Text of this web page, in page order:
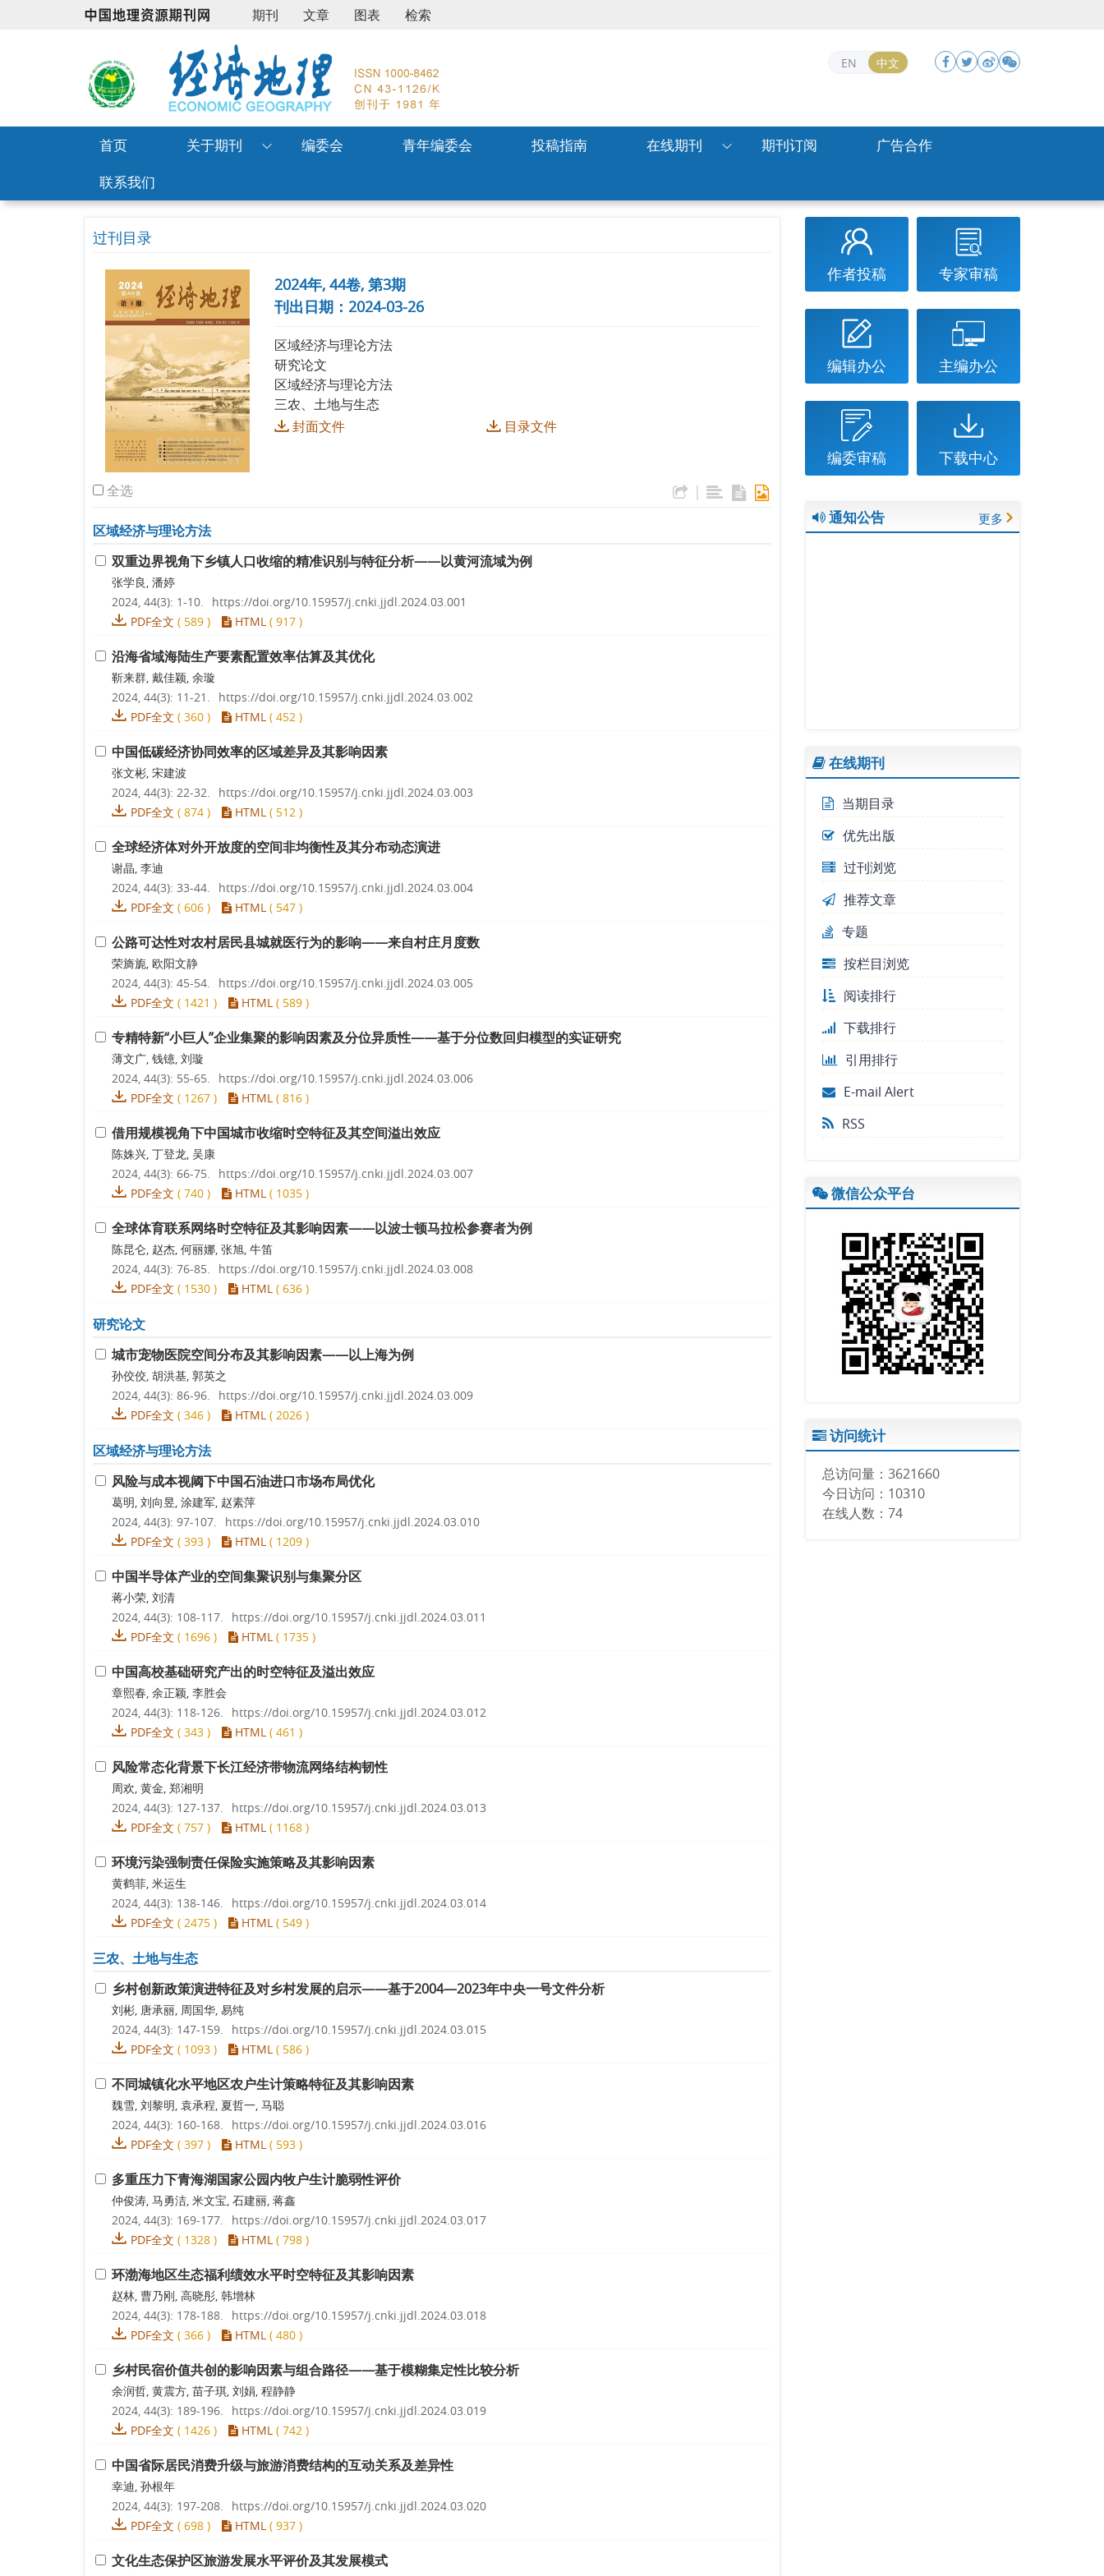
期刊 文章 图表 检索
EN 中文
首页 关于期刊 编委会 青年编委会 投稿指南 在线期刊 期刊订阅
广告合作
联系我们
过刊目录
2024年, 44卷, 第3期
刊出日期：2024-03-26
区域经济与理论方法
研究论文
区域经济与理论方法
三农、土地与生态
封面文件
目录文件
全选 |
区域经济与理论方法
双重边界视角下乡镇人口收缩的精准识别与特征分析——以黄河流域为例
张学良, 潘婷
2024, 44(3): 1-10.
https://doi.org/10.15957/j.cnki.jjdl.2024.03.001
PDF全文 ( 589 ) HTML ( 917 )
沿海省域海陆生产要素配置效率估算及其优化
靳来群, 戴佳颖, 余璇
2024, 44(3): 11-21.
https://doi.org/10.15957/j.cnki.jjdl.2024.03.002
PDF全文 ( 360 ) HTML ( 452 )
中国低碳经济协同效率的区域差异及其影响因素
张文彬, 宋建波
2024, 44(3): 22-32.
https://doi.org/10.15957/j.cnki.jjdl.2024.03.003
PDF全文 ( 874 ) HTML ( 512 )
全球经济体对外开放度的空间非均衡性及其分布动态演进
谢晶, 李迪
2024, 44(3): 33-44.
https://doi.org/10.15957/j.cnki.jjdl.2024.03.004
PDF全文 ( 606 ) HTML ( 547 )
公路可达性对农村居民县城就医行为的影响——来自村庄月度数
荣旖旎, 欧阳文静
2024, 44(3): 45-54.
https://doi.org/10.15957/j.cnki.jjdl.2024.03.005
PDF全文 ( 1421 ) HTML ( 589 )
专精特新“小巨人”企业集聚的影响因素及分位异质性——基于分位数回归模型的实证研究
薄文广, 钱镱, 刘璇
2024, 44(3): 55-65.
https://doi.org/10.15957/j.cnki.jjdl.2024.03.006
PDF全文 ( 1267 ) HTML ( 816 )
借用规模视角下中国城市收缩时空特征及其空间溢出效应
陈姝兴, 丁登龙, 吴康
2024, 44(3): 66-75.
https://doi.org/10.15957/j.cnki.jjdl.2024.03.007
PDF全文 ( 740 ) HTML ( 1035 )
全球体育联系网络时空特征及其影响因素——以波士顿马拉松参赛者为例
陈昆仑, 赵杰, 何丽娜, 张旭, 牛笛
2024, 44(3): 76-85.
https://doi.org/10.15957/j.cnki.jjdl.2024.03.008
PDF全文 ( 1530 ) HTML ( 636 )
研究论文
城市宠物医院空间分布及其影响因素——以上海为例
孙佼佼, 胡洪基, 郭英之
2024, 44(3): 86-96.
https://doi.org/10.15957/j.cnki.jjdl.2024.03.009
PDF全文 ( 346 ) HTML ( 2026 )
区域经济与理论方法
风险与成本视阈下中国石油进口市场布局优化
葛明, 刘向昱, 涂建军, 赵素萍
2024, 44(3): 97-107.
https://doi.org/10.15957/j.cnki.jjdl.2024.03.010
PDF全文 ( 393 ) HTML ( 1209 )
中国半导体产业的空间集聚识别与集聚分区
蒋小荣, 刘清
2024, 44(3): 108-117.
https://doi.org/10.15957/j.cnki.jjdl.2024.03.011
PDF全文 ( 1696 ) HTML ( 1735 )
中国高校基础研究产出的时空特征及溢出效应
章熙春, 余正颖, 李胜会
2024, 44(3): 118-126.
https://doi.org/10.15957/j.cnki.jjdl.2024.03.012
PDF全文 ( 343 ) HTML ( 461 )
风险常态化背景下长江经济带物流网络结构韧性
周欢, 黄金, 郑湘明
2024, 44(3): 127-137.
https://doi.org/10.15957/j.cnki.jjdl.2024.03.013
PDF全文 ( 757 ) HTML ( 1168 )
环境污染强制责任保险实施策略及其影响因素
黄鹤菲, 米运生
2024, 44(3): 138-146.
https://doi.org/10.15957/j.cnki.jjdl.2024.03.014
PDF全文 ( 2475 ) HTML ( 549 )
三农、土地与生态
乡村创新政策演进特征及对乡村发展的启示——基于2004—2023年中央一号文件分析
刘彬, 唐承丽, 周国华, 易纯
2024, 44(3): 147-159.
https://doi.org/10.15957/j.cnki.jjdl.2024.03.015
PDF全文 ( 1093 ) HTML ( 586 )
不同城镇化水平地区农户生计策略特征及其影响因素
魏雪, 刘黎明, 袁承程, 夏哲一, 马聪
2024, 44(3): 160-168.
https://doi.org/10.15957/j.cnki.jjdl.2024.03.016
PDF全文 ( 397 ) HTML ( 593 )
多重压力下青海湖国家公园内牧户生计脆弱性评价
仲俊涛, 马勇洁, 米文宝, 石建丽, 蒋鑫
2024, 44(3): 169-177.
https://doi.org/10.15957/j.cnki.jjdl.2024.03.017
PDF全文 ( 1328 ) HTML ( 798 )
环渤海地区生态福利绩效水平时空特征及其影响因素
赵林, 曹乃刚, 高晓彤, 韩增林
2024, 44(3): 178-188.
https://doi.org/10.15957/j.cnki.jjdl.2024.03.018
PDF全文 ( 366 ) HTML ( 480 )
乡村民宿价值共创的影响因素与组合路径——基于模糊集定性比较分析
余润哲, 黄震方, 苗子琪, 刘娟, 程静静
2024, 44(3): 189-196.
https://doi.org/10.15957/j.cnki.jjdl.2024.03.019
PDF全文 ( 1426 ) HTML ( 742 )
中国省际居民消费升级与旅游消费结构的互动关系及差异性
幸迪, 孙根年
2024, 44(3): 197-208.
https://doi.org/10.15957/j.cnki.jjdl.2024.03.020
PDF全文 ( 698 ) HTML ( 937 )
文化生态保护区旅游发展水平评价及其发展模式
作者投稿 专家审稿
编辑办公 主编办公
编委审稿 下载中心
通知公告 更多
在线期刊
当期目录
优先出版
过刊浏览
推荐文章
专题
按栏目浏览
阅读排行
下载排行
引用排行
E-mail Alert
RSS
微信公众平台
访问统计
总访问量： 3621660
今日访问： 10310
在线人数： 74